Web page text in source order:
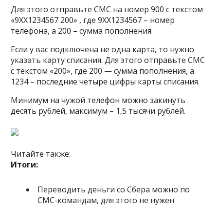
Для этого отправьте СМС на номер 900 с текстом
«9ХХ1234567 200» , где 9ХХ1234567 – номер
телефона, а 200 – сумма пополнения.
Если у вас подключена не одна карта, то нужно
указать карту списания. Для этого отправьте СМС
с текстом «200», где 200 — сумма пополнения, а
1234 – последние четыре цифры карты списания.
Минимум на чужой телефон можно закинуть
десять рублей, максимум – 1,5 тысячи рублей.
Читайте также:
Итоги:
Переводить деньги со Сбера можно по
СМС-командам, для этого не нужен